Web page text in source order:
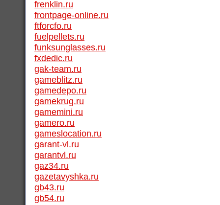
frenklin.ru
frontpage-online.ru
ftforcfo.ru
fuelpellets.ru
funksunglasses.ru
fxdedic.ru
gak-team.ru
gameblitz.ru
gamedepo.ru
gamekrug.ru
gamemini.ru
gamero.ru
gameslocation.ru
garant-vl.ru
garantvl.ru
gaz34.ru
gazetavyshka.ru
gb43.ru
gb54.ru